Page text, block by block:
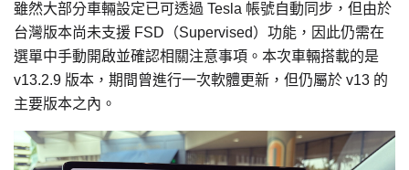
雖然大部分車輛設定已可透過 Tesla 帳號自動同步，但由於
台灣版本尚未支援 FSD（Supervised）功能，因此仍需在
選單中手動開啟並確認相關注意事項。本次車輛搭載的是
v13.2.9 版本，期間曾進行一次軟體更新，但仍屬於 v13 的
主要版本之內。